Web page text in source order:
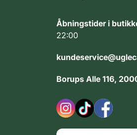
Åbningstider i
22:00
Borups Alle 116,